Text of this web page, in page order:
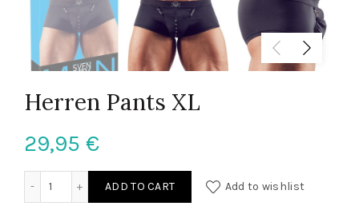
Herren Pants XL
29,95 €
ADD TO CART Add to wishlist